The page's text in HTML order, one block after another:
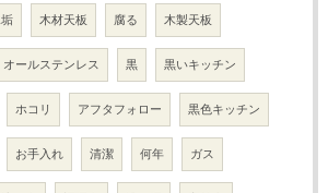
木材天板 腐る 木製天板
オールステンレス 黒 黒いキッチン
ホコリ アフタフォロー 黒色キッチン
お手入れ 清潔 何年 ガス